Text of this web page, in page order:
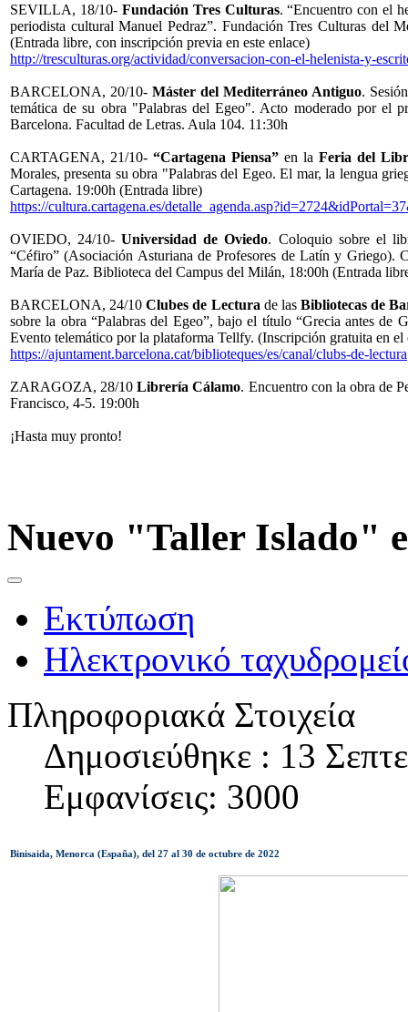
SEVILLA, 18/10- Fundación Tres Culturas. “Encuentro con el
periodista cultural Manuel Pedraz”. Fundación Tres Culturas del
(Entrada libre, con inscripción previa en este enlace)
http://tresculturas.org/actividad/conversacion-con-el-helenista-y-
BARCELONA, 20/10- Máster del Mediterráneo Antiguo.
temática de su obra "Palabras del Egeo". Acto moderado por el
Barcelona. Facultad de Letras. Aula 104. 11:30h
CARTAGENA, 21/10-“Cartagena Piensa” en laFeria del
Morales, presenta su obra "Palabras del Egeo. El mar, la lengua
Cartagena. 19:00h (Entrada libre)
https://cultura.cartagena.es/
OVIEDO, 24/10-Universidad de Oviedo. Coloquio sobre el
“Céfiro” (Asociación Asturiana de Profesores de Latín y Griego).
María de Paz. Biblioteca del Campus del Milán, 18:00h (Entrada
BARCELONA, 24/10Clubes de Lectura de lasBibliotecas de
sobre la obra “Palabras del Egeo”, bajo el título “Grecia antes de
Evento telemático por la plataforma Tellfy. (Inscripción gratuita en el
https://ajuntament.barcelona.cat/biblioteques/es/canal/clubs-de-lectura
ZARAGOZA, 28/10Librería Cálamo. Encuentro con la obra de
Francisco, 4-5. 19:00h
¡Hasta muy pronto!
Nuevo "Taller Islado"
Εκτύπωση
Ηλεκτρονικό
Πληροφοριακά Στοιχεία
Δημοσιεύθηκε : 13
Εμφανίσεις: 3000
Binisaida, Menorca (España), del 27 al 30 de octubre de 2022